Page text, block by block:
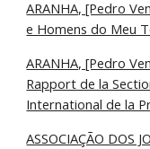
ARANHA, [Pedro
e Homens do Meu
ARANHA, [Pedro
Rapport de la
International de la
ASSOCIAÇÃO DOS